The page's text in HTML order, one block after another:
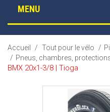
MENU
Accueil / Tout pour le vélo /
/ Pneus, chambres,
BMX 20x1-3/8 | Tioga